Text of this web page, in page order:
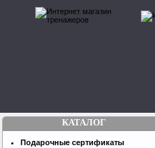
КАТАЛОГ
Подарочные сертификаты